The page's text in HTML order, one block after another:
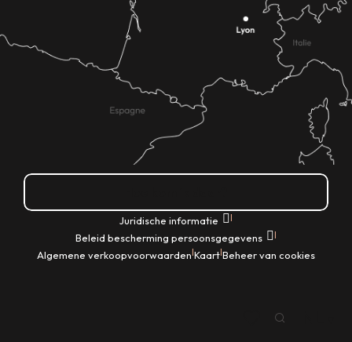
Juridische informatie |
Beleid bescherming persoonsgegevens |
Algemene verkoopvoorwaarden|Kaart|Beheer van cookies